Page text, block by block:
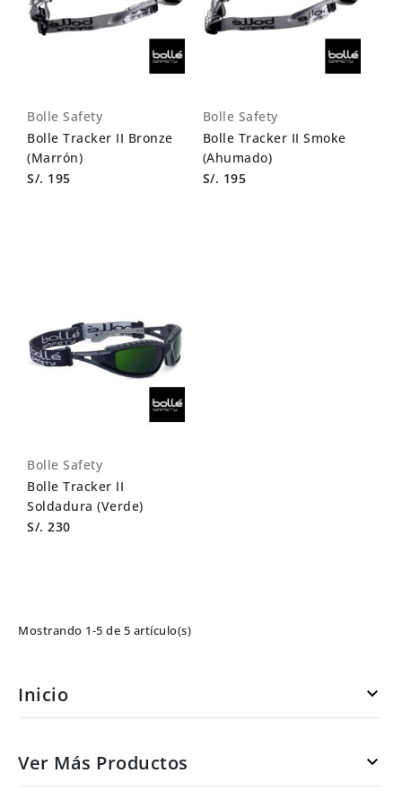
Bolle Safety
Bolle Tracker II Bronze
(Marrón)
S/. 195
Bolle Safety
Bolle Tracker II Smoke
(Ahumado)
S/. 195
Bolle Safety
Bolle Tracker II
Soldadura (Verde)
S/. 230
Mostrando 1-5 de 5 artículo(s)
Inicio 
Ver Más Productos 